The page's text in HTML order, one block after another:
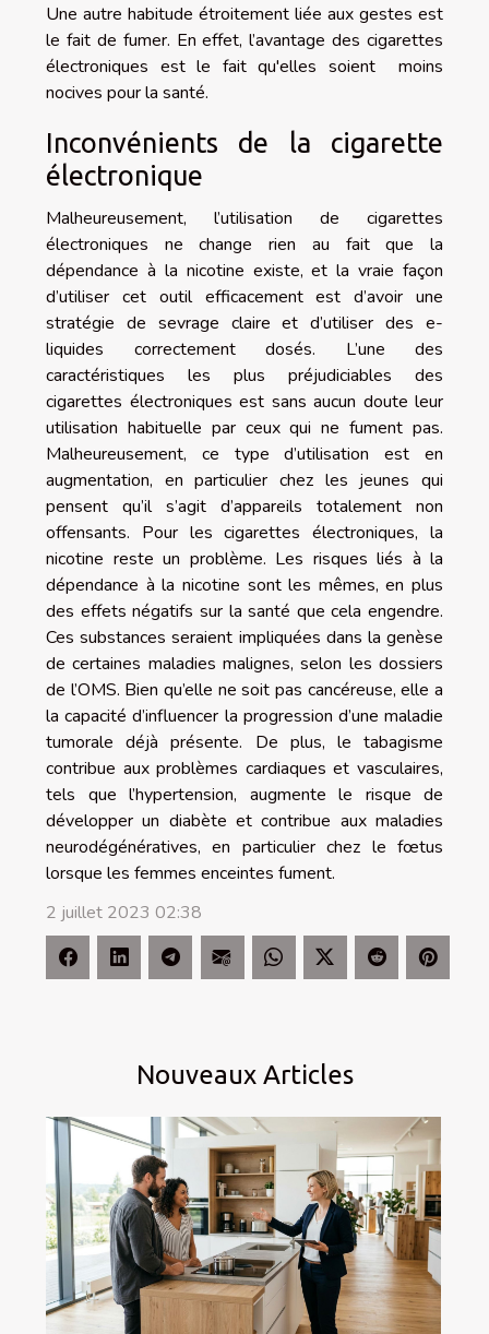
Une autre habitude étroitement liée aux gestes est
le fait de fumer. En effet, l’avantage des cigarettes
électroniques est le fait qu'elles soient moins
nocives pour la santé.
Inconvénients de la cigarette
électronique
Malheureusement, l’utilisation de cigarettes
électroniques ne change rien au fait que la
dépendance à la nicotine existe, et la vraie façon
d’utiliser cet outil efficacement est d’avoir une
stratégie de sevrage claire et d’utiliser des e-
liquides correctement dosés. L’une des
caractéristiques les plus préjudiciables des
cigarettes électroniques est sans aucun doute leur
utilisation habituelle par ceux qui ne fument pas.
Malheureusement, ce type d’utilisation est en
augmentation, en particulier chez les jeunes qui
pensent qu’il s’agit d’appareils totalement non
offensants. Pour les cigarettes électroniques, la
nicotine reste un problème. Les risques liés à la
dépendance à la nicotine sont les mêmes, en plus
des effets négatifs sur la santé que cela engendre.
Ces substances seraient impliquées dans la genèse
de certaines maladies malignes, selon les dossiers
de l’OMS. Bien qu’elle ne soit pas cancéreuse, elle a
la capacité d’influencer la progression d’une maladie
tumorale déjà présente. De plus, le tabagisme
contribue aux problèmes cardiaques et vasculaires,
tels que l’hypertension, augmente le risque de
développer un diabète et contribue aux maladies
neurodégénératives, en particulier chez le fœtus
lorsque les femmes enceintes fument.
2 juillet 2023 02:38
Nouveaux Articles